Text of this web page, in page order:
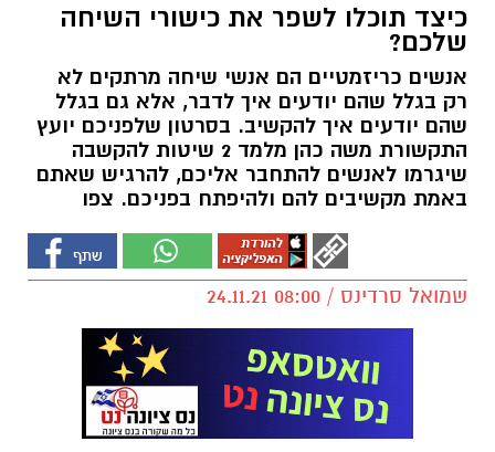
כיצד תוכלו לשפר את כישורי השיחה
שלכם?
אנשים כריזמטיים הם אנשי שיחה מרתקים לא
רק בגלל שהם יודעים איך לדבר, אלא גם בגלל
שהם יודעים איך להקשיב. בסרטון שלפניכם יועץ
התקשורת משה כהן מלמד 2 שיטות להקשבה
שיגרמו לאנשים להתחבר אליכם, להרגיש שאתם
באמת מקשיבים להם ולהיפתח בפניכם. צפו
שמואל סרדינס / 08:00 24.11.21